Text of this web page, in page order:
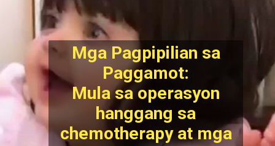
Mga Pagpipilian sa
Paggamot:
Mula sa operasyon
hanggang sa
chemotherapy at mga